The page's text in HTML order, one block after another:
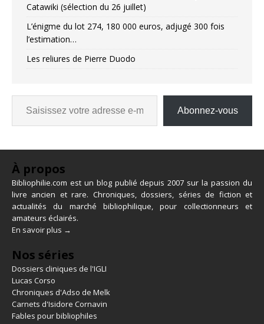
Catawiki (sélection du 26 juillet)
L’énigme du lot 274, 180 000 euros, adjugé 300 fois
l’estimation…
Les reliures de Pierre Duodo
Abonnez-vous
À propos
Bibliophilie.com est un blog publié depuis 2007 sur la passion du
livre ancien et rare. Chroniques, dossiers, séries de fiction et
actualités du marché bibliophilique, pour collectionneurs et
amateurs éclairés.
En savoir plus →
Nos séries
Dossiers cliniques de l'IGLI
Lucas Corso
Chroniques d'Adso de Melk
Carnets d'Isidore Cornavin
Fables pour bibliophiles